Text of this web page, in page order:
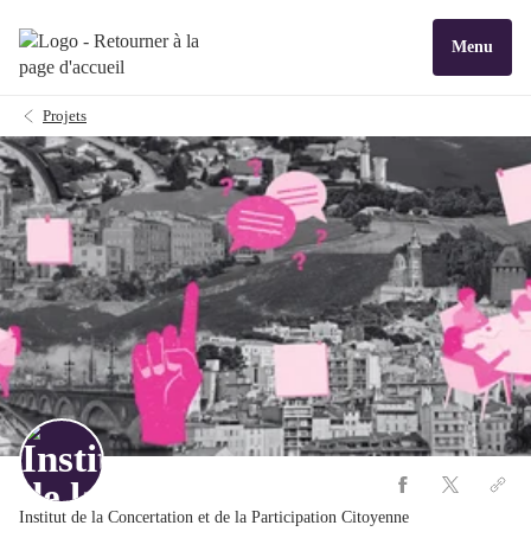
Menu
Projets
Institut de la Concertation et de la Participation Citoyenne